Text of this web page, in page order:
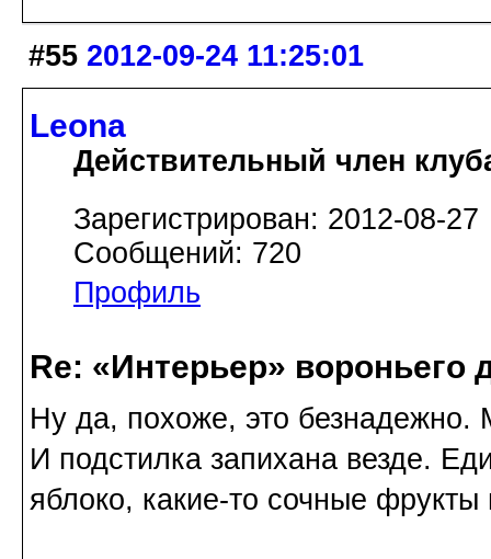
#55 2012-09-24 11:25:01
Leona
Действительный член
Зарегистрирован: 2012-08-27
Сообщений: 720
Профиль
Re: «Интерьер» вороньего
Ну да, похоже, это безнадежно.
И подстилка запихана везде.
яблоко, какие-то сочные